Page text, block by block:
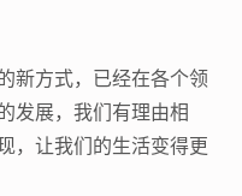
新方式，已经在各个领
发展，我们有理由相
，让我们的生活变得更